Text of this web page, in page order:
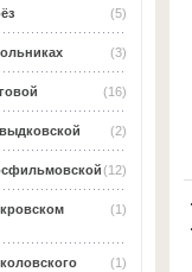
(5)
(3)
(16)
(2)
(12)
(1)
(1)